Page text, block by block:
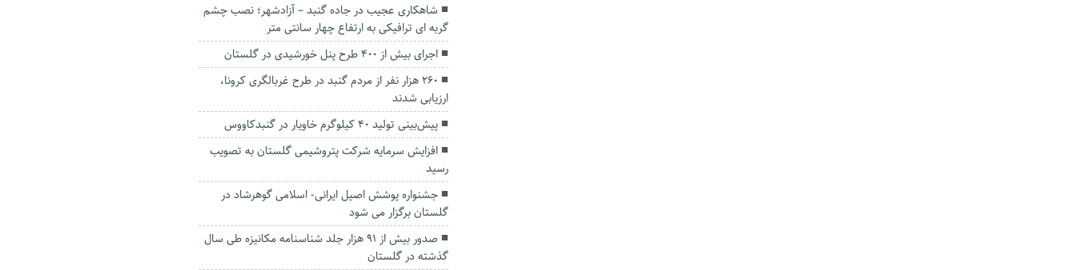
شاهکاری عجیب در جاده گنبد – آزادشهر؛ نصب چشم
گربه ای ترافیکی به ارتفاع چهار سانتی متر
اجرای بیش از ۴۰۰ طرح پنل خورشیدی در گلستان
۲۶۰ هزار نفر از مردم گنبد در طرح غربالگری کرونا،
ارزیابی شدند
پیش‌بینی تولید ۴۰ کیلوگرم خاویار در گنبدکاووس
افزایش سرمایه شرکت پتروشیمی گلستان به ‌تصویب
رسید
جشنواره پوشش اصیل ایرانی- اسلامی گوهرشاد در
گلستان برگزار می شود
صدور بیش از ۹۱ هزار جلد شناسنامه مکانیزه طی سال
گذشته در گلستان